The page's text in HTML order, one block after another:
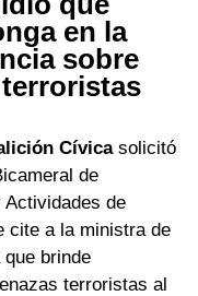
en la
sobre
Cívica solicitó
de
de
cite a la ministra de
que brinde
terroristas al